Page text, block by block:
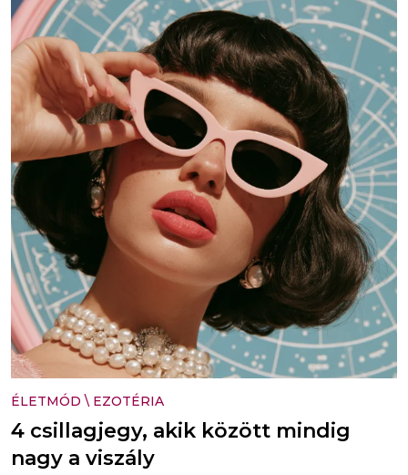
ÉLETMÓD \ EZOTÉRIA
4 csillagjegy, akik között mindig
nagy a viszály